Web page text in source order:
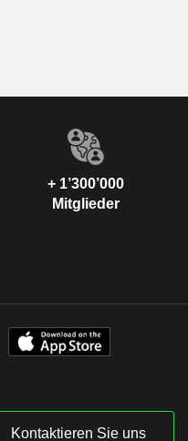
+ 1’300’000
Mitglieder
Kontaktieren Sie uns